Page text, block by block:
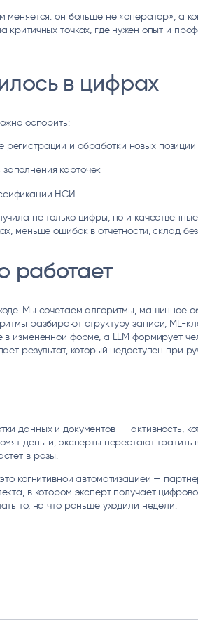
меняется: он больше не «оператор», а
критичных точках, где нужен опыт и
в цифрах
оспорить:
регистрации и обработки новых позиций
карточек
НСИ
не только цифры, но и
меньше ошибок в отчетности, склад
работает
Мы сочетаем алгоритмы, машинное
разбирают структуру записи, ML-
в измененной форме, а LLM формирует
результат, который недоступен при
данных и документов — активность,
деньги, эксперты перестают тратить
в разы.
когнитивной автоматизацией —
в котором эксперт получает
то, на что раньше уходили недели.